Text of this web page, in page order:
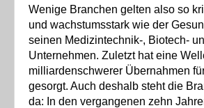
Wenige Branchen gelten also so
und wachstumsstark wie der
seinen Medizintechnik-, Biotech-
Unternehmen. Zuletzt hat eine
milliardenschwerer Übernahmen
gesorgt. Auch deshalb steht die
da: In den vergangenen zehn